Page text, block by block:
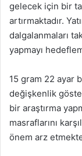
gelecek için bir
artırmaktadır.
dalgalanmaları
yapmayı
15 gram 22 ayar
değişkenlik
bir araştırma
masraflarını
önem arz